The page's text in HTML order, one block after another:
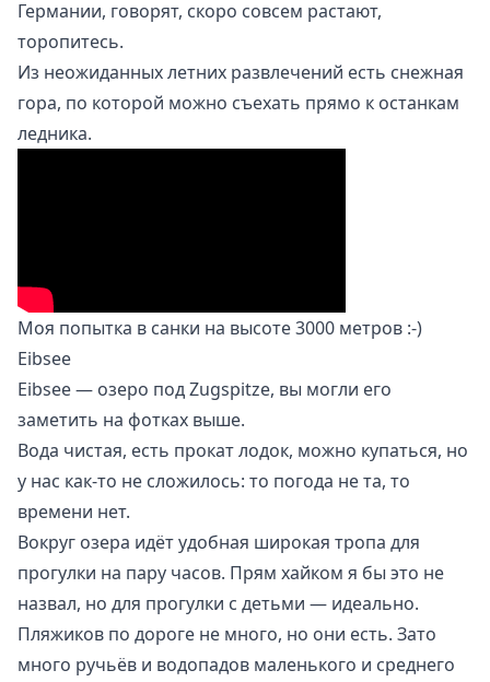
Германии, говорят, скоро совсем растают,
торопитесь.
Из неожиданных летних развлечений есть снежная
гора, по которой можно съехать прямо к останкам
ледника.
Моя попытка в санки на высоте 3000 метров :-)
Eibsee
Eibsee— озеро под Zugspitze, вы могли его
заметить на фотках выше.
Вода чистая, есть прокат лодок, можно купаться, но
у нас как-то не сложилось: то погода не та, то
времени нет.
Вокруг озера идёт удобная широкая тропа для
прогулки на пару часов. Прям хайком я бы это не
назвал, но для прогулки с детьми — идеально.
Пляжиков по дороге не много, но они есть. Зато
много ручьёв и водопадов маленького и среднего